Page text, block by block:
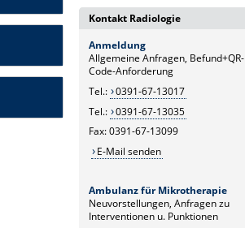
Kontakt Radiologie
Anmeldung
Allgemeine Anfragen, Befund+QR-
Code-Anforderung
Tel.: 0391-67-13017
Tel.: 0391-67-13035
Fax: 0391-67-13099
E-Mail senden
Ambulanz für Mikrotherapie
Neuvorstellungen, Anfragen zu
Interventionen u. Punktionen